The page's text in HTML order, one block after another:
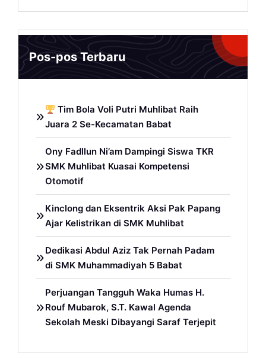
Pos-pos Terbaru
Tim Bola Voli Putri Muhlibat Raih
Juara 2 Se-Kecamatan Babat
Ony Fadllun Ni’am Dampingi Siswa TKR
SMK Muhlibat Kuasai Kompetensi
Otomotif
Kinclong dan Eksentrik Aksi Pak Papang
Ajar Kelistrikan di SMK Muhlibat
Dedikasi Abdul Aziz Tak Pernah Padam
di SMK Muhammadiyah 5 Babat
Perjuangan Tangguh Waka Humas H.
Rouf Mubarok, S.T. Kawal Agenda
Sekolah Meski Dibayangi Saraf Terjepit